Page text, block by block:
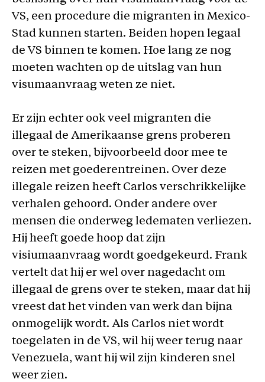
VS, een procedure die migranten in Mexico-
Stad kunnen starten. Beiden hopen legaal
de VS binnen te komen. Hoe lang ze nog
moeten wachten op de uitslag van hun
visumaanvraag weten ze niet.
Er zijn echter ook veel migranten die
illegaal de Amerikaanse grens proberen
over te steken, bijvoorbeeld door mee te
reizen met goederentreinen. Over deze
illegale reizen heeft Carlos verschrikkelijke
verhalen gehoord. Onder andere over
mensen die onderweg ledematen verliezen.
Hij heeft goede hoop dat zijn
visiumaanvraag wordt goedgekeurd. Frank
vertelt dat hij er wel over nagedacht om
illegaal de grens over te steken, maar dat hij
vreest dat het vinden van werk dan bijna
onmogelijk wordt. Als Carlos niet wordt
toegelaten in de VS, wil hij weer terug naar
Venezuela, want hij wil zijn kinderen snel
weer zien.